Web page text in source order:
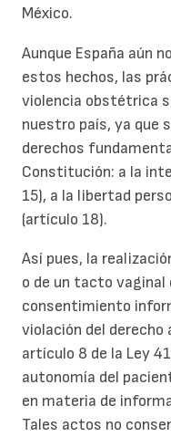
México.
Aunque España aún
estos hechos, las
violencia obstétrica
nuestro país, ya que
derechos
Constitución: a la
15), a la libertad
(artículo 18).
Así pues, la
o de un tacto vaginal
consentimiento
violación del derecho
artículo 8 de la Ley
autonomía del
en materia de
Tales actos no